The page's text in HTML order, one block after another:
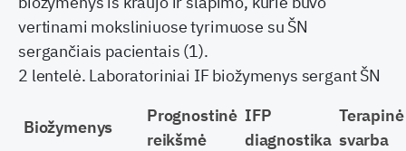
vertinami moksliniuose tyrimuose su ŠN
sergančiais pacientais (1).
2 lentelė. Laboratoriniai IF biožymenys sergant ŠN
Biožymenys
Prognostinė
reikšmė
IFP
diagnostika
Terapinė
svarba